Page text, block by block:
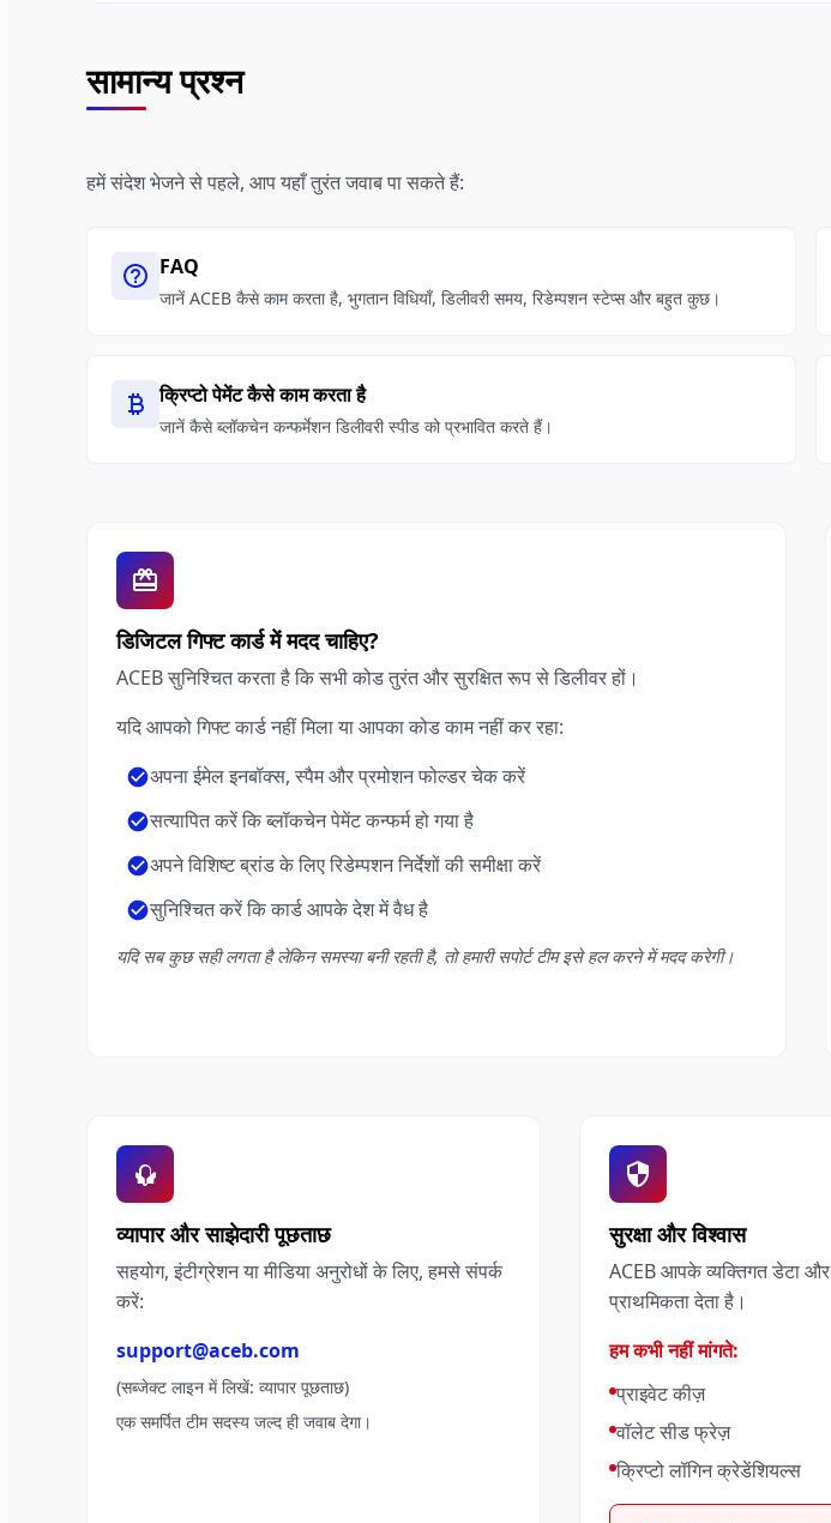
सामान्य प्रश्न
हमें संदेश भेजने से पहले, आप यहाँ तुरंत जवाब पा सकते हैं:
FAQ
जानें ACEB कैसे काम करता है, भुगतान विधियाँ, डिलीवरी समय, रिडेम्पशन स्टेप्स और बहुत कुछ।
क्रिप्टो पेमेंट कैसे काम करता है
जानें कैसे ब्लॉकचेन कन्फर्मेशन डिलीवरी स्पीड को प्रभावित करते हैं।
डिजिटल गिफ्ट कार्ड में मदद चाहिए?
ACEB सुनिश्चित करता है कि सभी कोड तुरंत और सुरक्षित रूप से डिलीवर हों।
यदि आपको गिफ्ट कार्ड नहीं मिला या आपका कोड काम नहीं कर रहा:
अपना ईमेल इनबॉक्स, स्पैम और प्रमोशन फोल्डर चेक करें
सत्यापित करें कि ब्लॉकचेन पेमेंट कन्फर्म हो गया है
अपने विशिष्ट ब्रांड के लिए रिडेम्पशन निर्देशों की समीक्षा करें
सुनिश्चित करें कि कार्ड आपके देश में वैध है
यदि सब कुछ सही लगता है लेकिन समस्या बनी रहती है, तो हमारी सपोर्ट टीम इसे हल करने में मदद करेगी।
व्यापार और साझेदारी पूछताछ
सहयोग, इंटीग्रेशन या मीडिया अनुरोधों के लिए, हमसे संपर्क
करें:
support@aceb.com
(सब्जेक्ट लाइन में लिखें: व्यापार पूछताछ)
एक समर्पित टीम सदस्य जल्द ही जवाब देगा।
सुरक्षा और विश्वास
ACEB आपके व्यक्तिगत डेटा और
प्राथमिकता देता है।
हम कभी नहीं मांगते:
प्राइवेट कीज़
वॉलेट सीड फ्रेज़
क्रिप्टो लॉगिन क्रेडेंशियल्स